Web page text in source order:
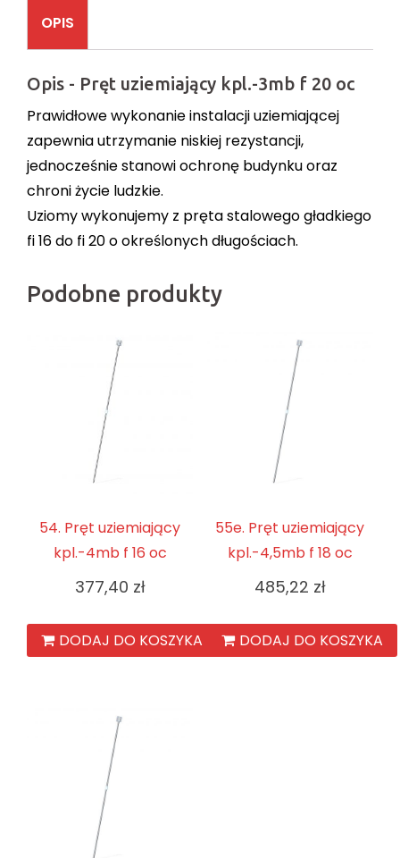
OPIS
Opis - Pręt uziemiający kpl.-3mb f 20 oc
Prawidłowe wykonanie instalacji uziemiającej
zapewnia utrzymanie niskiej rezystancji,
jednocześnie stanowi ochronę budynku oraz
chroni życie ludzkie.
Uziomy wykonujemy z pręta stalowego gładkiego
fi 16 do fi 20 o określonych długościach.
Podobne produkty
54. Pręt uziemiający
kpl.-4mb f 16 oc
377,40 zł
DODAJ DO KOSZYKA
55e. Pręt uziemiający
kpl.-4,5mb f 18 oc
485,22 zł
DODAJ DO KOSZYKA